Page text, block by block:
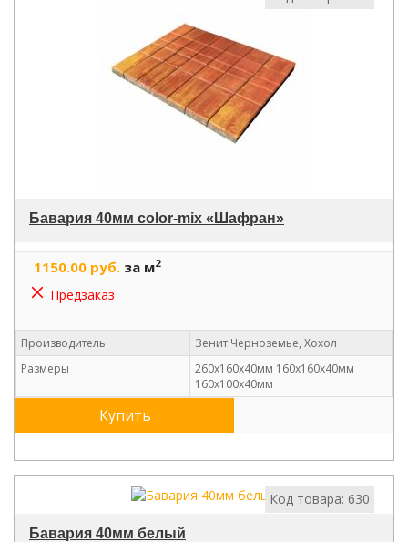
Бавария 40мм color-mix «Шафран»
1150.00 руб. за м2
Предзаказ
Производитель
Зенит Черноземье, Хохол
Размеры
260х160х40мм 160х160х40мм
160х100х40мм
Купить
Код товара: 630
Бавария 40мм белый